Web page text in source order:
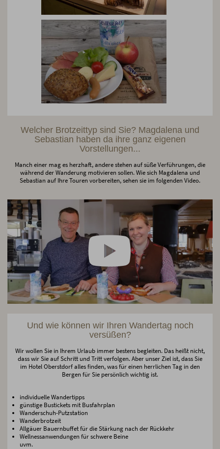
Welcher Brotzeittyp sind Sie? Magdalena und
Sebastian haben da ihre ganz eigenen
Vorstellungen...
Manch einer mag es herzhaft, andere stehen auf süße Verführungen, die
während der Wanderung motivieren sollen. Wie sich Magdalena und
Sebastian auf Ihre Touren vorbereiten, sehen sie im folgenden Video.
Und wie können wir Ihren Wandertag noch
versüßen?
Wir wollen Sie in Ihrem Urlaub immer bestens begleiten. Das heißt nicht,
dass wir Sie auf Schritt und Tritt verfolgen. Aber unser Ziel ist, dass Sie
im Hotel Oberstdorf alles finden, was für einen herrlichen Tag in den
Bergen für Sie persönlich wichtig ist.
individuelle Wandertipps
günstige Bustickets mit Busfahrplan
Wanderschuh-Putzstation
Wanderbrotzeit
Allgäuer Bauernbuffet für die Stärkung nach der Rückkehr
Wellnessanwendungen für schwere Beine
uvm.